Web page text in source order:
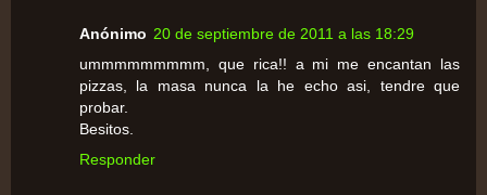
Anónimo 20 de septiembre de 2011 a las 18:29
ummmmmmmmm, que rica!! a mi me encantan las
pizzas, la masa nunca la he echo asi, tendre que
probar.
Besitos.
Responder